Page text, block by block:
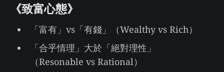
《致富心態》
「富有」vs「有錢」（Wealthy vs Rich）
「合乎情理」大於「絕對理性」
（Resonable vs Rational）